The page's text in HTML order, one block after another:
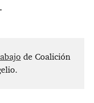
de Coalición